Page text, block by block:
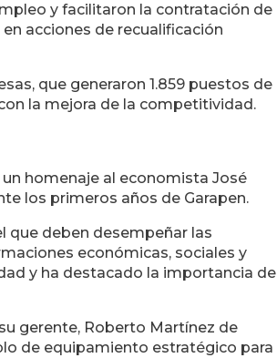
y facilitaron la contratación de
acciones de recualificación
que generaron 1.859 puestos de
la mejora de la competitividad.
homenaje al economista José
los primeros años de Garapen.
que deben desempeñar las
económicas, sociales y
y ha destacado la importancia de
gerente, Roberto Martínez de
de equipamiento estratégico para